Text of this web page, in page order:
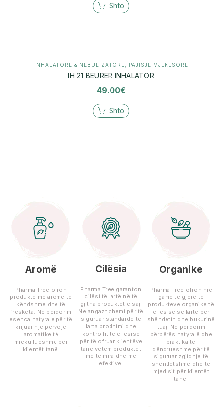
Shto
INHALATORË & NEBULIZATORË PAJISJE MJEKËSORE
IH 21 BEURER INHALATOR
49.00€
Shto
Aromë
Pharma Tree ofron
produkte me aromë të
këndshme dhe të
freskëta. Ne përdorim
esenca natyrale për të
krijuar një përvojë
aromatike të
mrekullueshme për
klientët tanë.
Cilësia
Pharma Tree garanton
cilësi të lartë në të
gjitha produktet e saj.
Ne angazhohemi për të
siguruar standarde të
larta prodhimi dhe
kontrollit të cilësisë
për të ofruar klientëve
tanë vetëm produktet
më të mira dhe më
efektive.
Organike
Pharma Tree ofron një
gamë të gjerë të
produkteve organike të
cilësisë së lartë për
shëndetin dhe bukurinë
tuaj. Ne përdorim
përbërës natyralë dhe
praktika të
qëndrueshme për të
siguruar zgjidhje të
shëndetshme dhe të
mjedisit për klientët
tanë.